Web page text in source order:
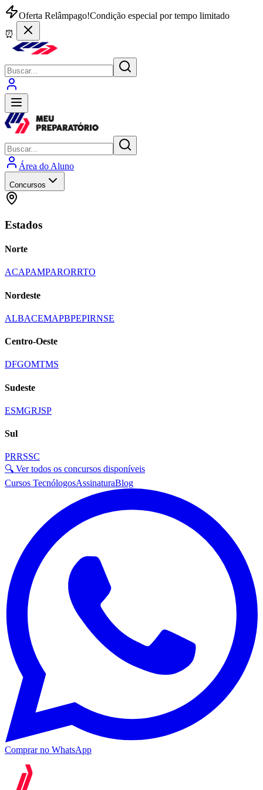
Oferta Relâmpago!Condição especial por tempo limitado
⏰
Área do Aluno
Concursos
Estados
Norte
ACAPAMPARORRTO
Nordeste
ALBACEMAPBPEPIRNSE
Centro-Oeste
DFGOMTMS
Sudeste
ESMGRJSP
Sul
PRRSSC
🔍 Ver todos os concursos disponíveis
Cursos TecnólogosAssinaturaBlog
Comprar no WhatsApp